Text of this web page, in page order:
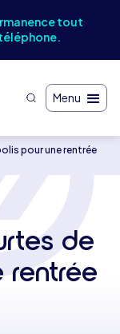
tout
Menu
pour une rentrée
de
rentrée